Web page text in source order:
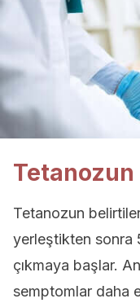
Tetanozun
yerleştikten sonra
çıkmaya başlar.
semptomlar daha